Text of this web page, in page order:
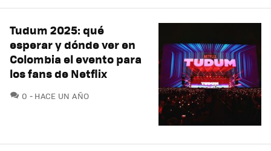
Tudum 2025: qué
esperar y dónde ver en
Colombia el evento para
los fans de Netflix
0 COMENTARIOS
HACE UN AÑO